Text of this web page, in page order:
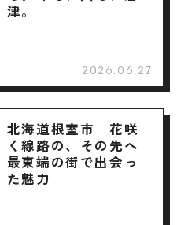
津。
2026.06.27
北海道根室市｜花咲
く線路の、その先へ
最東端の街で出会っ
た魅力